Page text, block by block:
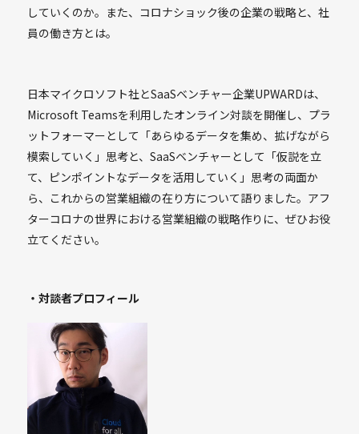
していくのか。また、コロナショック後の企業の戦略と、社
員の働き方とは。
日本マイクロソフト社とSaaSベンチャー企業UPWARDは、
Microsoft Teamsを利用したオンライン対談を開催し、プラ
ットフォーマーとして「あらゆるデータを集め、拡げながら
模索していく」思考と、SaaSベンチャーとして「仮説を立
て、ピンポイントなデータを活用していく」思考の両面か
ら、これからの営業組織の在り方について語りました。アフ
ターコロナの世界における営業組織の戦略作りに、ぜひお役
立てください。
・対談者プロフィール